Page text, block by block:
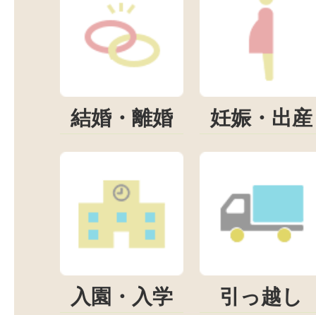
結婚・離婚 妊娠・出産
入園・入学 引っ越し